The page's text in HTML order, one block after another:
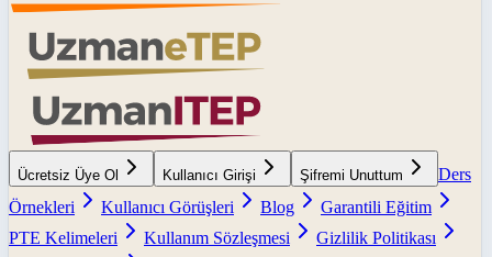
Ücretsiz Üye Ol Kullanıcı Girişi Şifremi Unuttum
Ders
Örnekleri
Kullanıcı Görüşleri Blog
Garantili Eğitim
PTE Kelimeleri
Kullanım Sözleşmesi
Gizlilik Politikası